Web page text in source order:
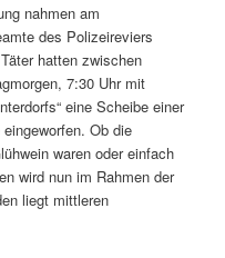
nahmen am
des Polizeireviers
hatten zwischen
7:30 Uhr mit
eine Scheibe einer
Ob die
waren oder einfach
wird nun im Rahmen der
liegt mittleren